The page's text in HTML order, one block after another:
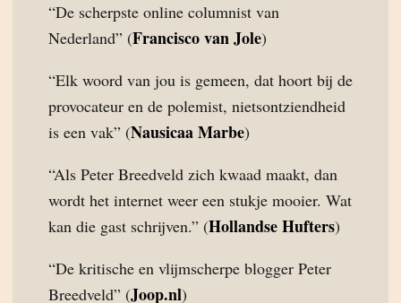
“De scherpste online columnist van
Nederland” (Francisco van Jole)
“Elk woord van jou is gemeen, dat hoort bij de
provocateur en de polemist, nietsontziendheid
is een vak” (Nausicaa Marbe)
“Als Peter Breedveld zich kwaad maakt, dan
wordt het internet weer een stukje mooier. Wat
kan die gast schrijven.” (Hollandse Hufters)
“De kritische en vlijmscherpe blogger Peter
Breedveld” (Joop.nl)